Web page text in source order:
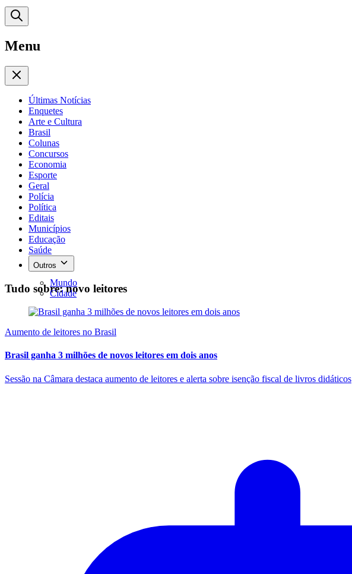
Menu
Últimas Notícias
Enquetes
Arte e Cultura
Brasil
Colunas
Concursos
Economia
Esporte
Geral
Polícia
Política
Editais
Municípios
Educação
Saúde
Outros
Mundo
Cidade
Tudo sobre: novo leitores
Aumento de leitores no Brasil
Brasil ganha 3 milhões de novos leitores em dois anos
Sessão na Câmara destaca aumento de leitores e alerta sobre isenção fiscal de livros didáticos